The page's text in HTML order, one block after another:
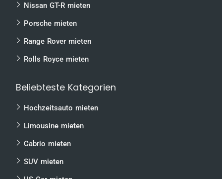
Nissan GT-R mieten
Porsche mieten
Range Rover mieten
Rolls Royce mieten
Beliebteste Kategorien
Hochzeitsauto mieten
Limousine mieten
Cabrio mieten
SUV mieten